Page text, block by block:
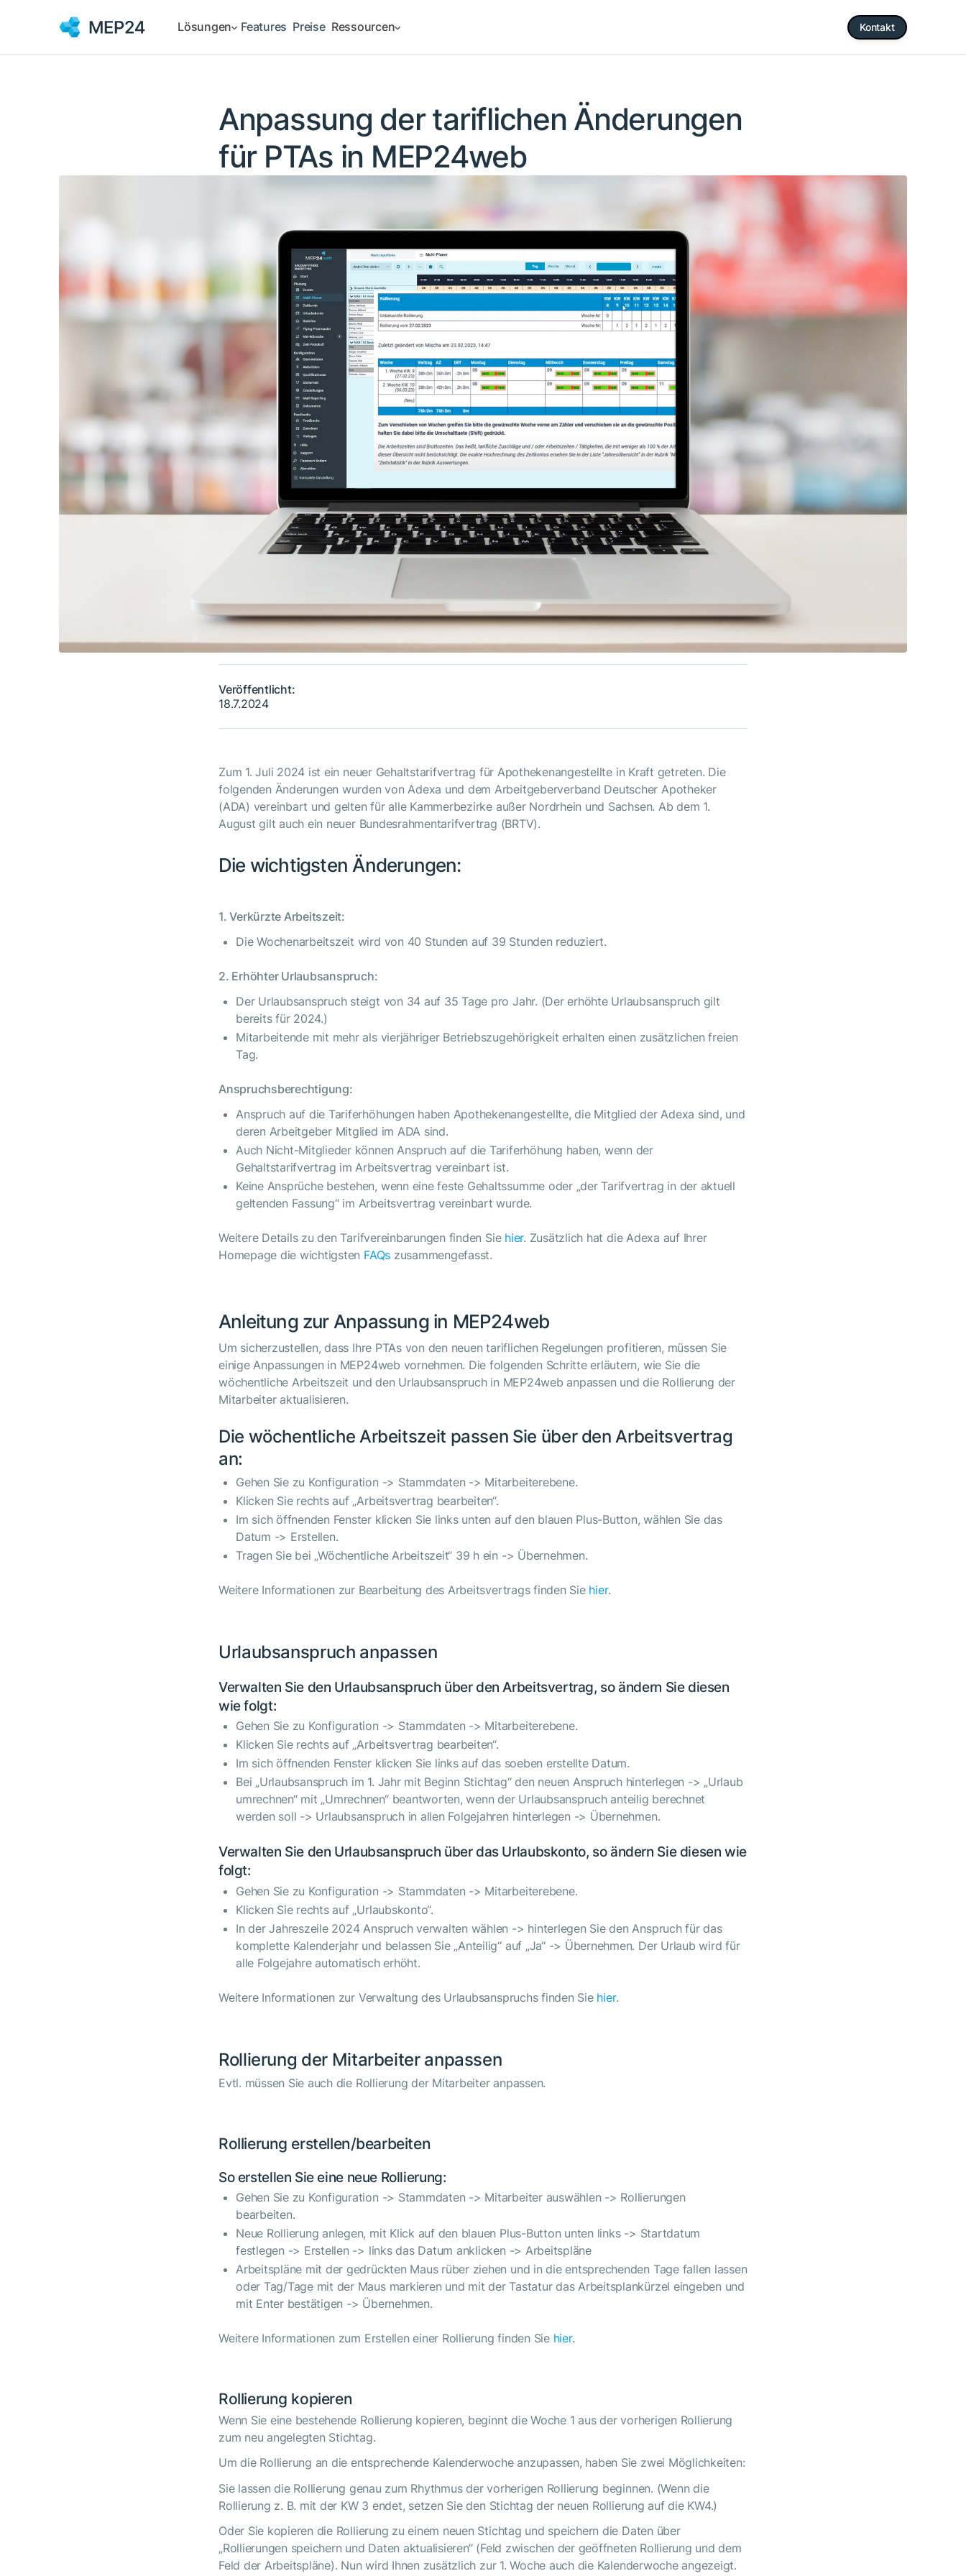
Lösungen Features Preise Ressourcen Kontakt
Anpassung der tariflichen Änderungen
für PTAs in MEP24web
Veröffentlicht:
18.7.2024
Zum 1. Juli 2024 ist ein neuer Gehaltstarifvertrag für Apothekenangestellte in Kraft getreten. Die
folgenden Änderungen wurden von Adexa und dem Arbeitgeberverband Deutscher Apotheker
(ADA) vereinbart und gelten für alle Kammerbezirke außer Nordrhein und Sachsen. Ab dem 1.
August gilt auch ein neuer Bundesrahmentarifvertrag (BRTV).
Die wichtigsten Änderungen:
1. Verkürzte Arbeitszeit:
Die Wochenarbeitszeit wird von 40 Stunden auf 39 Stunden reduziert.
2. Erhöhter Urlaubsanspruch:
Der Urlaubsanspruch steigt von 34 auf 35 Tage pro Jahr. (Der erhöhte Urlaubsanspruch gilt
bereits für 2024.)
Mitarbeitende mit mehr als vierjähriger Betriebszugehörigkeit erhalten einen zusätzlichen freien
Tag.
Anspruchsberechtigung:
Anspruch auf die Tariferhöhungen haben Apothekenangestellte, die Mitglied der Adexa sind, und
deren Arbeitgeber Mitglied im ADA sind.
Auch Nicht-Mitglieder können Anspruch auf die Tariferhöhung haben, wenn der
Gehaltstarifvertrag im Arbeitsvertrag vereinbart ist.
Keine Ansprüche bestehen, wenn eine feste Gehaltssumme oder „der Tarifvertrag in der aktuell
geltenden Fassung“ im Arbeitsvertrag vereinbart wurde.
Weitere Details zu den Tarifvereinbarungen finden Sie hier. Zusätzlich hat die Adexa auf Ihrer
Homepage die wichtigsten FAQs zusammengefasst.
Anleitung zur Anpassung in MEP24web
Um sicherzustellen, dass Ihre PTAs von den neuen tariflichen Regelungen profitieren, müssen Sie
einige Anpassungen in MEP24web vornehmen. Die folgenden Schritte erläutern, wie Sie die
wöchentliche Arbeitszeit und den Urlaubsanspruch in MEP24web anpassen und die Rollierung der
Mitarbeiter aktualisieren.
Die wöchentliche Arbeitszeit passen Sie über den Arbeitsvertrag
an:
Gehen Sie zu Konfiguration -> Stammdaten -> Mitarbeiterebene.
Klicken Sie rechts auf „Arbeitsvertrag bearbeiten“.
Im sich öffnenden Fenster klicken Sie links unten auf den blauen Plus-Button, wählen Sie das
Datum -> Erstellen.
Tragen Sie bei „Wöchentliche Arbeitszeit“ 39 h ein -> Übernehmen.
Weitere Informationen zur Bearbeitung des Arbeitsvertrags finden Sie hier.
Urlaubsanspruch anpassen
Verwalten Sie den Urlaubsanspruch über den Arbeitsvertrag, so ändern Sie diesen
wie folgt:
Gehen Sie zu Konfiguration -> Stammdaten -> Mitarbeiterebene.
Klicken Sie rechts auf „Arbeitsvertrag bearbeiten“.
Im sich öffnenden Fenster klicken Sie links auf das soeben erstellte Datum.
Bei „Urlaubsanspruch im 1. Jahr mit Beginn Stichtag“ den neuen Anspruch hinterlegen -> „Urlaub
umrechnen“ mit „Umrechnen“ beantworten, wenn der Urlaubsanspruch anteilig berechnet
werden soll -> Urlaubsanspruch in allen Folgejahren hinterlegen -> Übernehmen.
Verwalten Sie den Urlaubsanspruch über das Urlaubskonto, so ändern Sie diesen wie
folgt:
Gehen Sie zu Konfiguration -> Stammdaten -> Mitarbeiterebene.
Klicken Sie rechts auf „Urlaubskonto“.
In der Jahreszeile 2024 Anspruch verwalten wählen -> hinterlegen Sie den Anspruch für das
komplette Kalenderjahr und belassen Sie „Anteilig“ auf „Ja“ -> Übernehmen. Der Urlaub wird für
alle Folgejahre automatisch erhöht.
Weitere Informationen zur Verwaltung des Urlaubsanspruchs finden Sie hier.
Rollierung der Mitarbeiter anpassen
Evtl. müssen Sie auch die Rollierung der Mitarbeiter anpassen.
Rollierung erstellen/bearbeiten
So erstellen Sie eine neue Rollierung:
Gehen Sie zu Konfiguration -> Stammdaten -> Mitarbeiter auswählen -> Rollierungen
bearbeiten.
Neue Rollierung anlegen, mit Klick auf den blauen Plus-Button unten links -> Startdatum
festlegen -> Erstellen -> links das Datum anklicken -> Arbeitspläne
Arbeitspläne mit der gedrückten Maus rüber ziehen und in die entsprechenden Tage fallen lassen
oder Tag/Tage mit der Maus markieren und mit der Tastatur das Arbeitsplankürzel eingeben und
mit Enter bestätigen -> Übernehmen.
Weitere Informationen zum Erstellen einer Rollierung finden Sie hier.
Rollierung kopieren
Wenn Sie eine bestehende Rollierung kopieren, beginnt die Woche 1 aus der vorherigen Rollierung
zum neu angelegten Stichtag.
Um die Rollierung an die entsprechende Kalenderwoche anzupassen, haben Sie zwei Möglichkeiten:
Sie lassen die Rollierung genau zum Rhythmus der vorherigen Rollierung beginnen. (Wenn die
Rollierung z. B. mit der KW 3 endet, setzen Sie den Stichtag der neuen Rollierung auf die KW4.)
Oder Sie kopieren die Rollierung zu einem neuen Stichtag und speichern die Daten über
„Rollierungen speichern und Daten aktualisieren“ (Feld zwischen der geöffneten Rollierung und dem
Feld der Arbeitspläne). Nun wird Ihnen zusätzlich zur 1. Woche auch die Kalenderwoche angezeigt.